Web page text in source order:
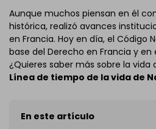
Aunque muchos piensan en él
histórica, realizó avances
en Francia. Hoy en día, el Código
base del Derecho en Francia y en
¿Quieres saber más sobre la vida
Línea de tiempo de la vida de
En este artículo